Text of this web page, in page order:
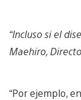
“Incluso si el
Maehiro,
“Por ejemplo,